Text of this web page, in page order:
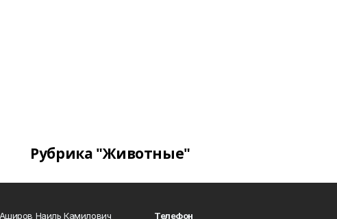
Рубрика "Животные"
Наиль Камилович Телефон